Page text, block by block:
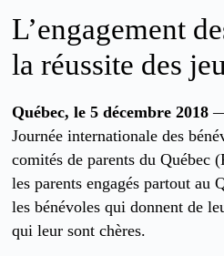
L’engagement
la réussite des
Québec, le 5 décembre 2018
Journée internationale des
comités de parents du Québec
les parents engagés partout au
les bénévoles qui donnent de
qui leur sont chères.